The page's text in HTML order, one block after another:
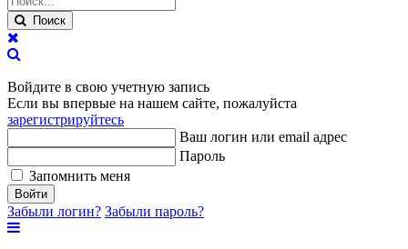
Поиск
Войдите в свою учетную запись
Если вы впервые на нашем сайте, пожалуйста
зарегистрируйтесь
Ваш логин или email адрес
Пароль
Запомнить меня
Войти
Забыли логин? Забыли пароль?